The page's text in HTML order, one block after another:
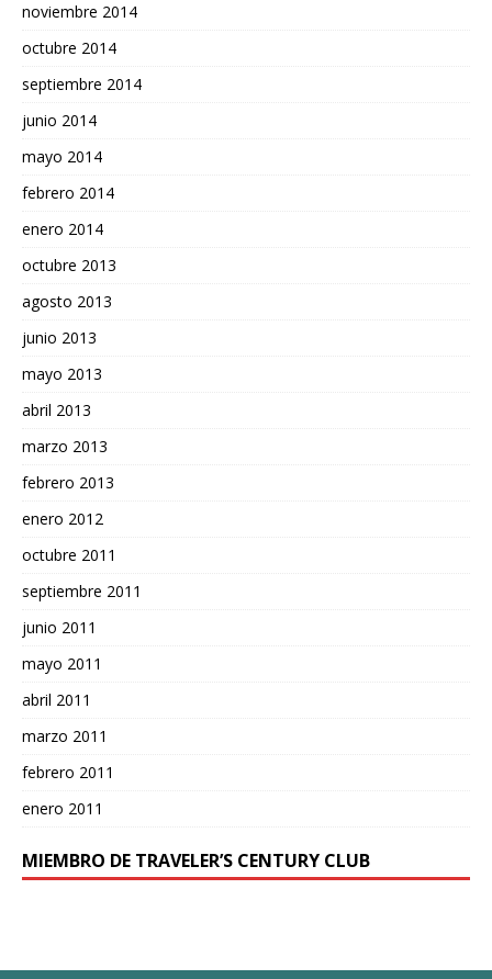
noviembre 2014
octubre 2014
septiembre 2014
junio 2014
mayo 2014
febrero 2014
enero 2014
octubre 2013
agosto 2013
junio 2013
mayo 2013
abril 2013
marzo 2013
febrero 2013
enero 2012
octubre 2011
septiembre 2011
junio 2011
mayo 2011
abril 2011
marzo 2011
febrero 2011
enero 2011
MIEMBRO DE TRAVELER’S CENTURY CLUB